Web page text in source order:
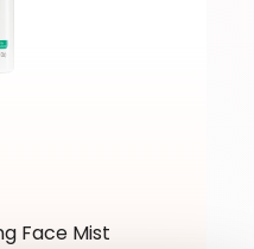
Face Mist